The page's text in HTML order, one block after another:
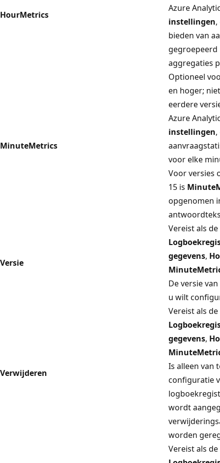
HourMetrics
Azure
instellingen
bieden van
gegroepeerd
aggregaties
MinuteMetrics
Optioneel
en hoger;
eerdere
Azure
instellingen,
voor elke
Voor versies
15 is
opgenomen
Versie
Vereist als
gegevens,
De versie
u wilt
Verwijderen
Vereist als
gegevens,
Is alleen van
configuratie
wordt
worden
Vereist als